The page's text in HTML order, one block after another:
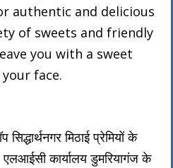
authentic and delicious
of sweets and friendly
you with a sweet
face.
मिठाई प्रेमियों के
कार्यालय डुमरियागंज के